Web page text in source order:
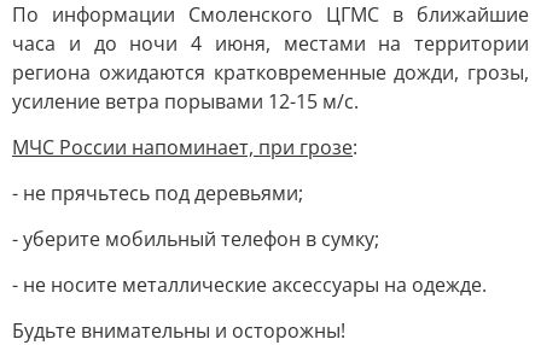
По информации Смоленского ЦГМС в ближайшие
часа и до ночи 4 июня, местами на территории
региона ожидаются кратковременные дожди, грозы,
усиление ветра порывами 12-15 м/с.
МЧС России напоминает, при грозе:
- не прячьтесь под деревьями;
- уберите мобильный телефон в сумку;
- не носите металлические аксессуары на одежде.
Будьте внимательны и осторожны!